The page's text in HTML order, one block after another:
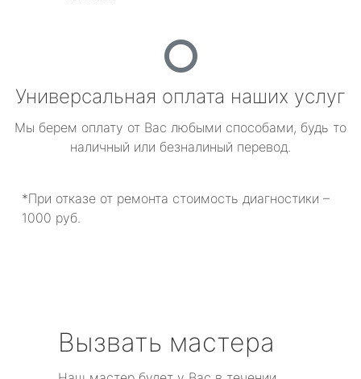
Универсальная оплата наших услуг
Мы берем оплату от Вас любыми способами, будь то
наличный или безналиный перевод.
*При отказе от ремонта стоимость диагностики –
1000 руб.
Вызвать мастера